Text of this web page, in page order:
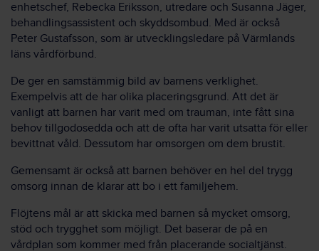
enhetschef, Rebecka Eriksson, utredare och Susanna Jäger,
behandlingsassistent och skyddsombud. Med är också
Peter Gustafsson, som är utvecklingsledare på Värmlands
läns vårdförbund.
De ger en samstämmig bild av barnens verklighet.
Exempelvis att de har olika placeringsgrund. Att det är
vanligt att barnen har varit med om trauman, inte fått sina
behov tillgodosedda och att de ofta har varit utsatta för eller
bevittnat våld. Dessutom har omsorgen om dem brustit.
Gemensamt är också att barnen behöver en hel del trygg
omsorg innan de klarar att bo i ett familjehem.
Flöjtens mål är att skicka med barnen så mycket omsorg,
stöd och trygghet som möjligt. Det baserar de på en
vårdplan som kommer med från placerande socialtjänst.